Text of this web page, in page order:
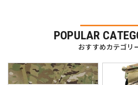
POPULAR
おすすめカテゴリ